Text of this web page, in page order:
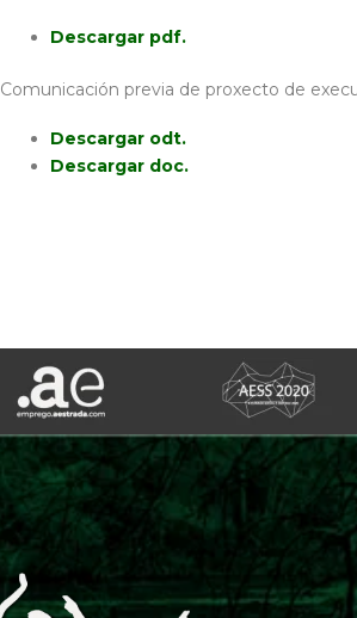
Descargar pdf.
Comunicación previa de proxecto de
Descargar odt.
Descargar doc.